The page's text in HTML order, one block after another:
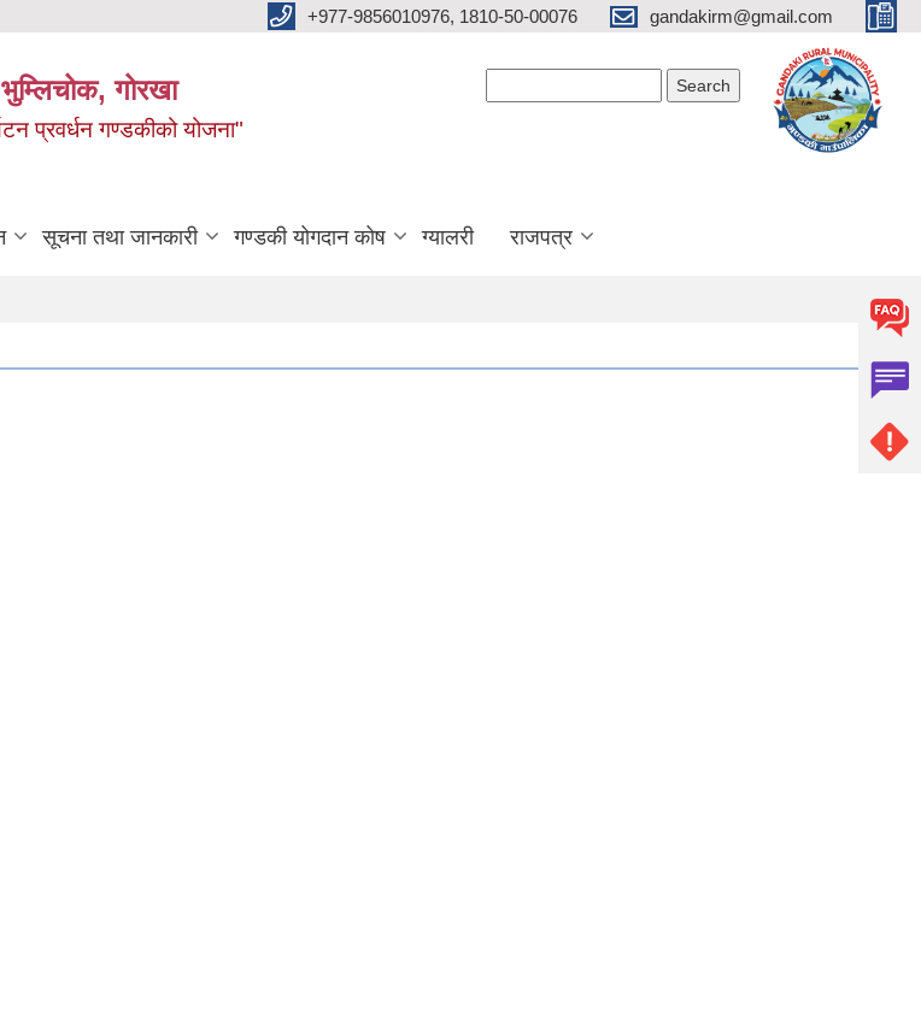
+977-9856010976, 1810-50-00076 gandakirm@gmail.com
गोरखा
प्रवर्धन गण्डकीको योजना"
सूचना तथा जानकारी गण्डकी योगदान कोष ग्यालरी राजपत्र